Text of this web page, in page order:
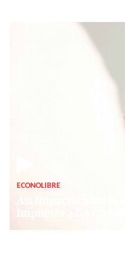
ECONOLIBRE
Así impactará tus
impuesto a las